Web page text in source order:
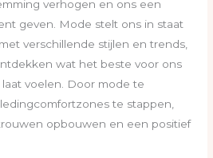
verhogen en ons een
geven. Mode stelt ons in staat
verschillende stijlen en trends,
wat het beste voor ons
voelen. Door mode te
te stappen,
opbouwen en een positief